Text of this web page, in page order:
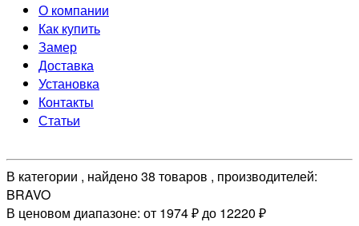
О компании
Как купить
Замер
Доставка
Установка
Контакты
Статьи
В категории , найдено 38 товаров , производителей:
BRAVO
В ценовом диапазоне: от 1974 ₽ до 12220 ₽